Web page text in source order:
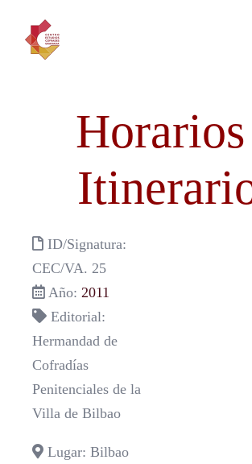
contenido
Horarios
ID/Signatura:
CEC/VA. 25
Año: 2011
Editorial:
Hermandad de
Cofradías
Penitenciales de la
Villa de Bilbao
Lugar: Bilbao